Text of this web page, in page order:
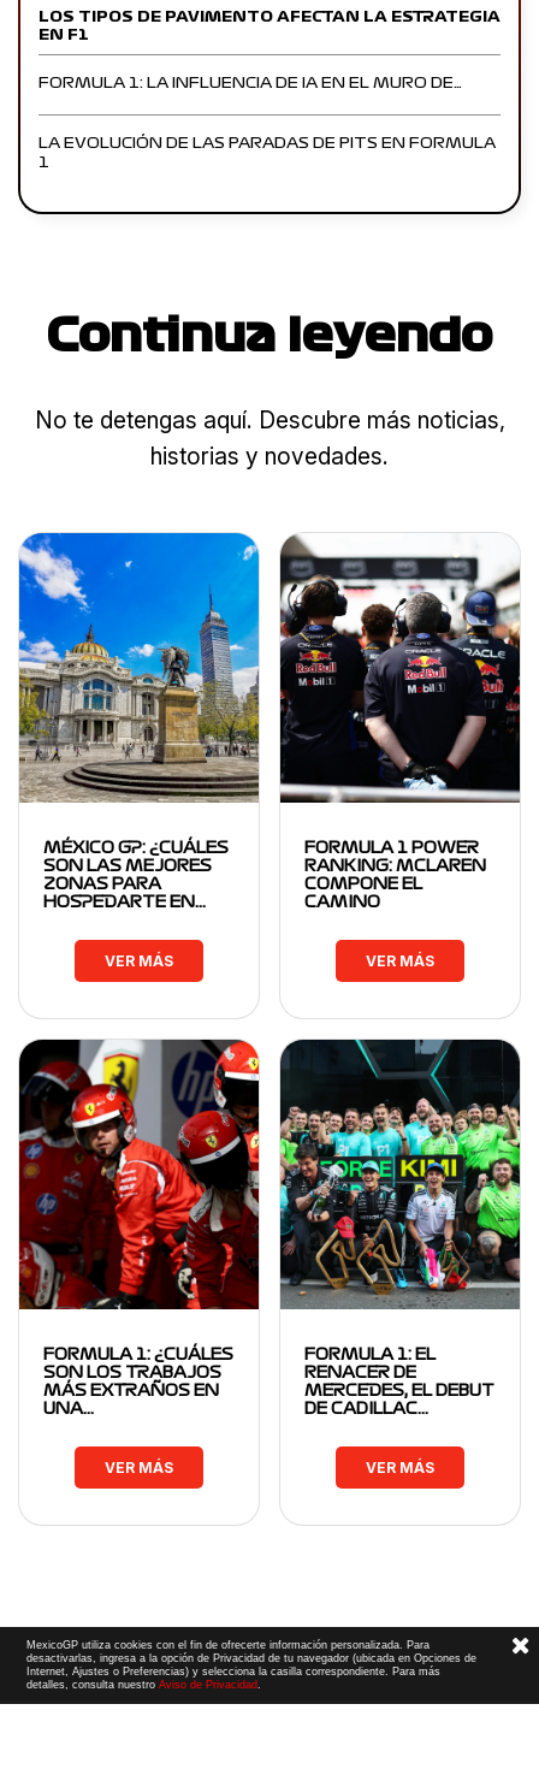
LOS TIPOS DE PAVIMENTO AFECTAN LA ESTRATEGIA
EN F1
FORMULA 1: LA INFLUENCIA DE IA EN EL MURO DE…
LA EVOLUCIÓN DE LAS PARADAS DE PITS EN FORMULA
1
Continua leyendo
No te detengas aquí. Descubre más noticias,
historias y novedades.
MÉXICO GP: ¿CUÁLES
SON LAS MEJORES
ZONAS PARA
HOSPEDARTE EN…
VER MÁS
FORMULA 1 POWER
RANKING: MCLAREN
COMPONE EL
CAMINO
VER MÁS
FORMULA 1: ¿CUÁLES
SON LOS TRABAJOS
MÁS EXTRAÑOS EN
UNA…
VER MÁS
FORMULA 1: EL
RENACER DE
MERCEDES, EL DEBUT
DE CADILLAC…
VER MÁS
MexicoGP utiliza cookies con el fin de ofrecerte información personalizada. Para
desactivarlas, ingresa a la opción de Privacidad de tu navegador (ubicada en Opciones de
Internet, Ajustes o Preferencias) y selecciona la casilla correspondiente. Para más
detalles, consulta nuestroAviso de Privacidad.